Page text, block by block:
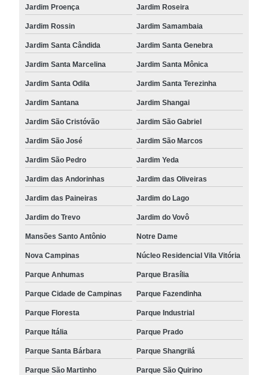
Jardim Proença Jardim Roseira
Jardim Rossin Jardim Samambaia
Jardim Santa Cândida Jardim Santa Genebra
Jardim Santa Marcelina Jardim Santa Mônica
Jardim Santa Odila Jardim Santa Terezinha
Jardim Santana Jardim Shangai
Jardim São Cristóvão Jardim São Gabriel
Jardim São José Jardim São Marcos
Jardim São Pedro Jardim Yeda
Jardim das Andorinhas Jardim das Oliveiras
Jardim das Paineiras Jardim do Lago
Jardim do Trevo Jardim do Vovô
Mansões Santo Antônio Notre Dame
Nova Campinas Núcleo Residencial Vila Vitória
Parque Anhumas Parque Brasília
Parque Cidade de Campinas Parque Fazendinha
Parque Floresta Parque Industrial
Parque Itália Parque Prado
Parque Santa Bárbara Parque Shangrilá
Parque São Martinho Parque São Quirino